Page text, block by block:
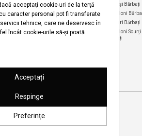
de Anulare și
Urmărirea comenzii
fără înregistrare
de
Tricouri Femei
Cămăși Femei
Pantaloni Femei
Fuste Femei
Cămași Bărbați
Pantaloni
Tricouri Bărbați
Pantaloni Scurți
Bărbați
2001-2026 Koton.com